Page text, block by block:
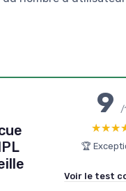
9/
🏆
Voir le test